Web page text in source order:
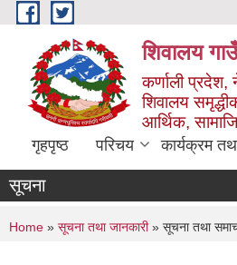
Skip to main content
शिवालय
कर्णाली प्रदेश,
शिवालय
आर्थिक,
गृहपृष्ठ परिचय कार्यक्रम
सूचना
You are here
Home » सूचना तथा जानकारी» सूचना तथा